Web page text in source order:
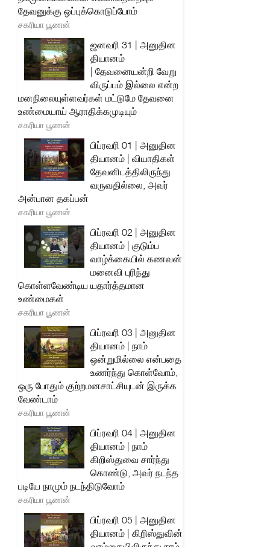
தேவனுக்கு ஒப்புக்கொடுப்போம்
சகரியா பூணன்
ஜனவரி 31 | அனுதின
தியானம்
| தேவனையன்றி வேறு
விருப்பம் இல்லை என்ற
மனநிலையுள்ளவர்கள் மட்டுமே தேவனை
உண்மையாய் ஆராதிக்கமுடியும்
சகரியா பூணன்
பிப்ரவரி 01 | அனுதின
தியானம் | வியாதிகள்
தேவனிடத்திலிருந்து
வருவதில்லை, அவர்
அன்பான தகப்பன்
சகரியா பூணன்
பிப்ரவரி 02 | அனுதின
தியானம் | குடும்ப
வாழ்க்கையில் கணவன்
மனைவி புரிந்து
கொள்ளவேண்டிய யதார்த்தமான
உண்மைகள்
சகரியா பூணன்
பிப்ரவரி 03 | அனுதின
தியானம் | நாம்
ஒன்றுமில்லை என்பதை
உணர்ந்து கொள்வோம்,
ஒரு போதும் குற்றமனசாட்சியுடன் இருக்க
வேண்டாம்
சகரியா பூணன்
பிப்ரவரி 04 | அனுதின
தியானம் | நாம்
கிறிஸ்துவை சார்ந்து
கொண்டு, அவர் நடந்த
படியே நாமும் நடந்திடுவோம்
சகரியா பூணன்
பிப்ரவரி 05 | அனுதின
தியானம் | கிறிஸ்துவின்